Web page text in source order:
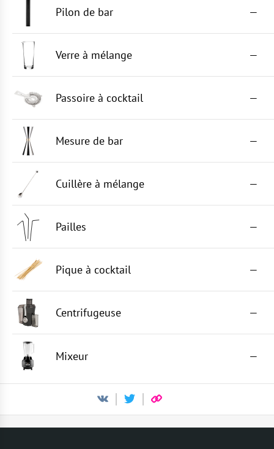
Pilon de bar —
Verre à mélange —
Passoire à cocktail —
Mesure de bar —
Cuillère à mélange —
Pailles —
Pique à cocktail —
Centrifugeuse —
Mixeur —